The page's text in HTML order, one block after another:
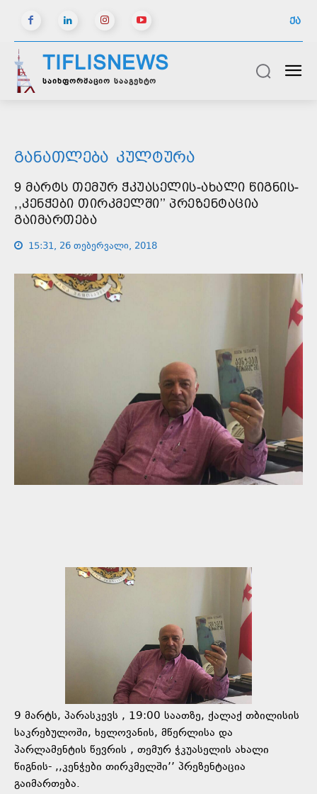
ᲥᲐ
TIFLISNEWS
საინფორმაციო სააგენტო
ᲒᲐᲜᲐᲗᲚᲔᲑᲐ ᲙᲣᲚᲢᲣᲠᲐ
9 ᲛᲐᲠᲢᲡ ᲗᲔᲛᲣᲠ ᲭᲙᲣᲐᲡᲔᲚᲘᲡ-ᲐᲮᲐᲚᲘ ᲬᲘᲒᲜᲘᲡ-
,,ᲙᲔᲜᲭᲔᲑᲘ ᲗᲘᲠᲙᲛᲔᲚᲨᲘ’’ ᲞᲠᲔᲖᲔᲜᲢᲐᲪᲘᲐ
ᲒᲐᲘᲛᲐᲠᲗᲔᲑᲐ
15:31, 26 თებერვალი, 2018
9 მარტს, პარასკევს , 19:00 საათზე, ქალაქ თბილისის
საკრებულოში, ხელოვანის, მწერლისა და
პარლამენტის წევრის , თემურ ჭკუასელის ახალი
წიგნის- ,,კენჭები თირკმელში’’ პრეზენტაცია
გაიმართება.